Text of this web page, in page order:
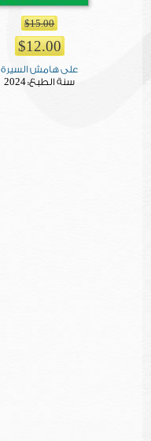
$15.00
$12.00
على هامش السيرة
سنة الطبع:2024